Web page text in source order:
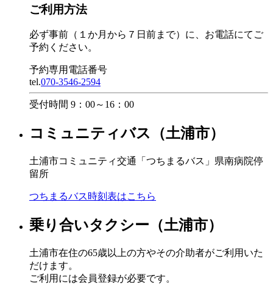
ご利用方法
必ず事前（１か月から７日前まで）に、お電話にてご
予約ください。
予約専用電話番号
tel.070-3546-2594
受付時間 9：00～16：00
コミュニティバス（土浦市）
土浦市コミュニティ交通「つちまるバス」県南病院停
留所
つちまるバス時刻表はこちら
乗り合いタクシー（土浦市）
土浦市在住の65歳以上の方やその介助者がご利用いた
だけます。
ご利用には会員登録が必要です。